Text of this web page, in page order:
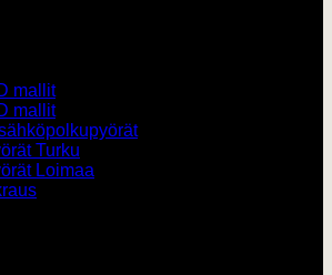
mallit
mallit
Turku
Loimaa